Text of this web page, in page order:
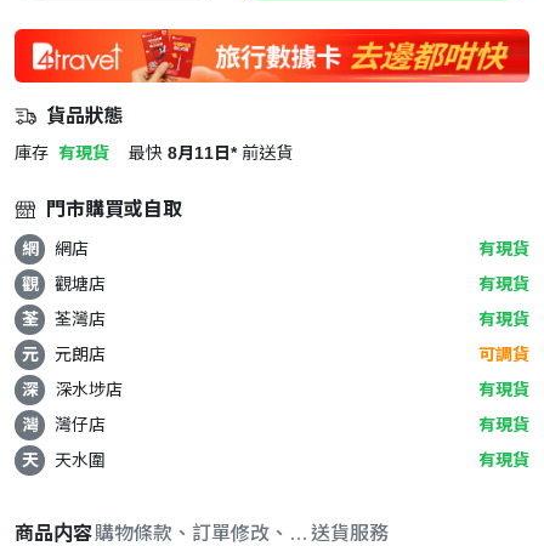
貨品狀態
庫存 有現貨 最快 8月11日* 前送貨
門市購買或自取
網 網店
有現貨
觀
觀塘店
有現貨
荃
荃灣店
有現貨
元
元朗店
可調貨
深
深水埗店
有現貨
灣
灣仔店
有現貨
天
天水圍 有現貨
商品内容購物條款、訂單修改、取消與退款政策
送貨服務